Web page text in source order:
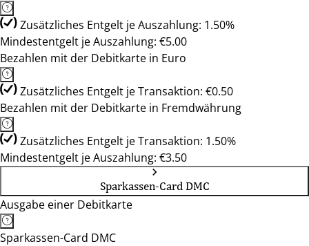
Zusätzliches Entgelt je Auszahlung: 1.50%
Mindestentgelt je Auszahlung: €5.00
Bezahlen mit der Debitkarte in Euro
Zusätzliches Entgelt je Transaktion: €0.50
Bezahlen mit der Debitkarte in Fremdwährung
Zusätzliches Entgelt je Transaktion: 1.50%
Mindestentgelt je Auszahlung: €3.50
Sparkassen-Card DMC
Ausgabe einer Debitkarte
Sparkassen-Card DMC